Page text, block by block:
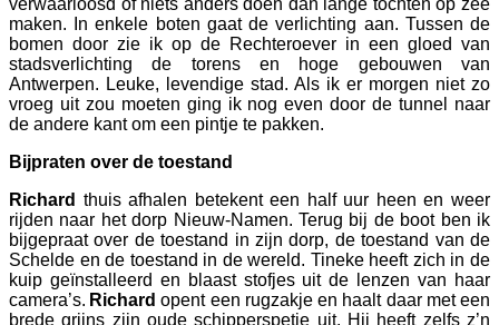
verwaarloosd of niets anders doen dan lange tochten op zee
maken. In enkele boten gaat de verlichting aan. Tussen de
bomen door zie ik op de Rechteroever in een gloed van
stadsverlichting de torens en hoge gebouwen van
Antwerpen. Leuke, levendige stad. Als ik er morgen niet zo
vroeg uit zou moeten ging ik nog even door de tunnel naar
de andere kant om een pintje te pakken.
Bijpraten over de toestand
Richard thuis afhalen betekent een half uur heen en weer
rijden naar het dorp Nieuw-Namen. Terug bij de boot ben ik
bijgepraat over de toestand in zijn dorp, de toestand van de
Schelde en de toestand in de wereld. Tineke heeft zich in de
kuip geïnstalleerd en blaast stofjes uit de lenzen van haar
camera’s. Richardopent een rugzakje en haalt daar met een
brede grijns zijn oude schipperspetje uit. Hij heeft zelfs z’n